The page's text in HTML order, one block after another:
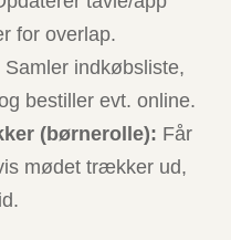
for overlap.
Samler indkøbsliste,
bestiller evt. online.
(børnerolle): Får
mødet trækker ud,